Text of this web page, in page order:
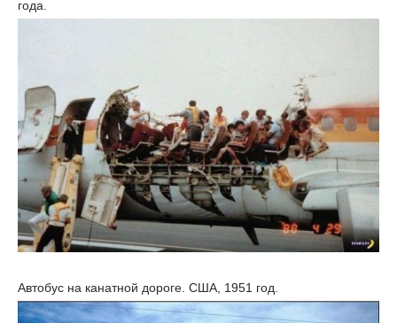
года.
Автобус на канатной дороге. США, 1951 год.